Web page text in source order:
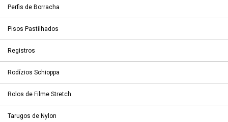
Perfis de Borracha
Pisos Pastilhados
Registros
Rodízios Schioppa
Rolos de Filme Stretch
Tarugos de Nylon